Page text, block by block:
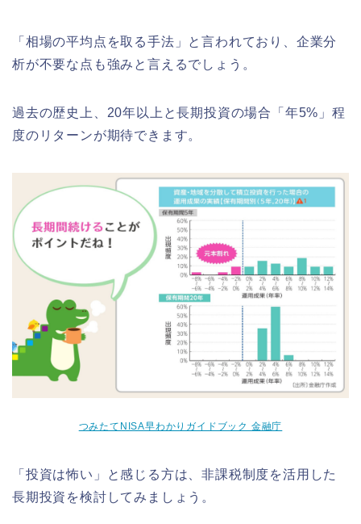
「相場の平均点を取る手法」と言われており、企業分
析が不要な点も強みと言えるでしょう。
過去の歴史上、20年以上と長期投資の場合「年5%」程
度のリターンが期待できます。
つみたてNISA早わかりガイドブック 金融庁
「投資は怖い」と感じる方は、非課税制度を活用した
長期投資を検討してみましょう。